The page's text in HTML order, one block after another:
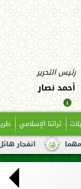
رئيس التحرير
أحمد نصار
تراثنا الإسلامي
انفجار هائل لناقلة